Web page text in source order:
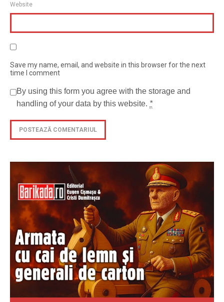
Website
Save my name, email, and website in this browser for the next
time I comment
By using this form you agree with the storage and
handling of your data by this website. *